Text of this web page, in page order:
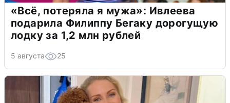
«Всё, потеряла я мужа»: Ивлеева
подарила Филиппу Бегаку дорогущую
лодку за 1,2 млн рублей
5 августа 25